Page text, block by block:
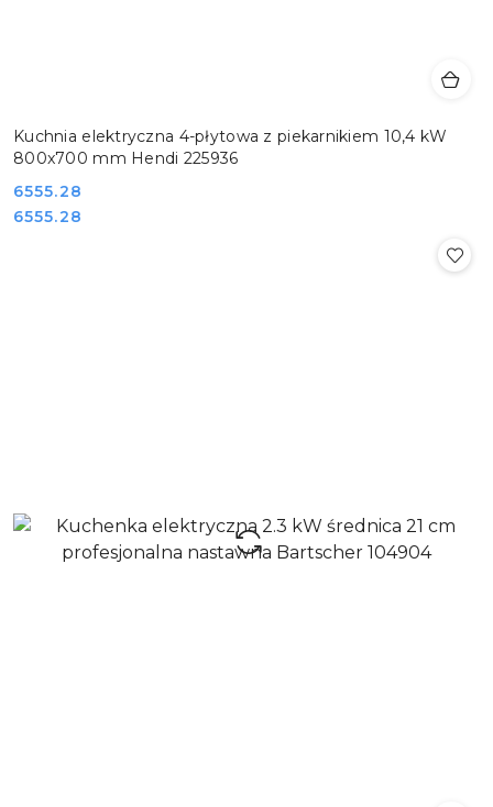
Kuchnia elektryczna 4-płytowa z piekarnikiem 10,4 kW
800x700 mm Hendi 225936
Cena:
6555.28
Cena:
6555.28